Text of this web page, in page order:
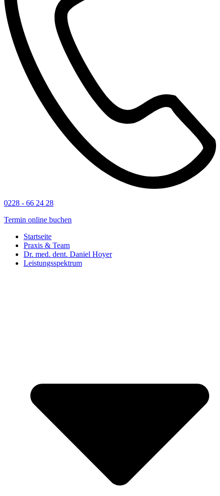
0228 - 66 24 28
Termin online buchen
Startseite
Praxis & Team
Dr. med. dent. Daniel Hoyer
Leistungsspektrum